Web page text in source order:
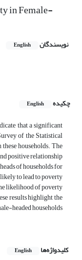
in Female-
نویسندگان English
چکیده
English
that a significant
of the Statistical
households. The
positive relationship
of households for
to lead to poverty
likelihood of poverty
results highlight the
headed households
کلیدواژه‌ها English